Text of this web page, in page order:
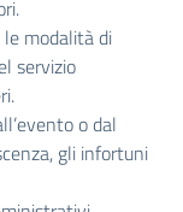
modalità di
servizio
o dal
gli infortuni